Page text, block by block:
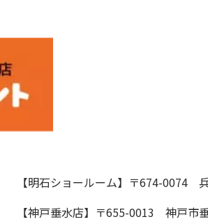
【明石ショールーム】 〒674-0074
【神戸垂水店】 〒655-0013 神戸市